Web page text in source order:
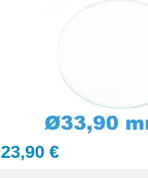
Ajouter au panier
23,90 €